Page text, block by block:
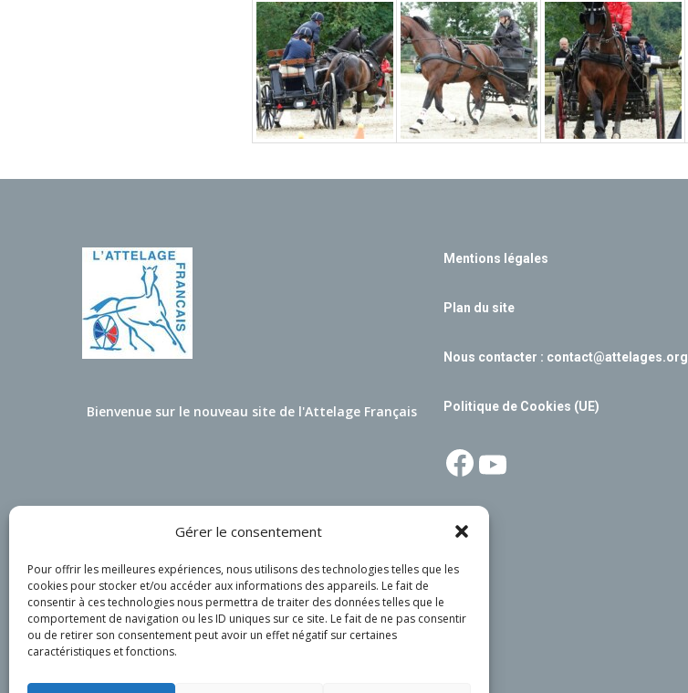
Gérer le consentement
Pour offrir les meilleures expériences, nous utilisons des technologies telles que les
cookies pour stocker et/ou accéder aux informations des appareils. Le fait de
consentir à ces technologies nous permettra de traiter des données telles que le
comportement de navigation ou les ID uniques sur ce site. Le fait de ne pas consentir
ou de retirer son consentement peut avoir un effet négatif sur certaines
caractéristiques et fonctions.
Bienvenue sur le nouveau site de l'Attelage Français
Mentions légales
Plan du site
Nous contacter : contact@attelages.org
Politique de Cookies (UE)
Facebook